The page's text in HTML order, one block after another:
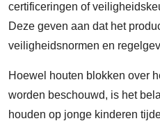
certificeringen of
Deze geven aan dat het
veiligheidsnormen en
Hoewel houten blokken over
worden beschouwd, is het
houden op jonge kinderen